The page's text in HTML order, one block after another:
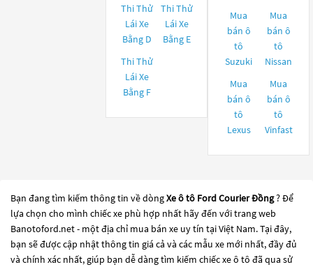
Thi Thử
Lái Xe
Bằng D
Thi Thử
Lái Xe
Bằng E
Thi Thử
Lái Xe
Bằng F
Mua
bán ô
tô
Suzuki
Mua
bán ô
tô
Nissan
Mua
bán ô
tô
Lexus
Mua
bán ô
tô
Vinfast
Bạn đang tìm kiếm thông tin về dòngXe ô tô Ford Courier Đồng? Để
lựa chọn cho mình chiếc xe phù hợp nhất hãy đến với trang web
Banotoford.net - một địa chỉ mua bán xe uy tín tại Việt Nam. Tại đây,
bạn sẽ được cập nhật thông tin giá cả và các mẫu xe mới nhất, đầy đủ
và chính xác nhất, giúp bạn dễ dàng tìm kiếm chiếc xe ô tô đã qua sử